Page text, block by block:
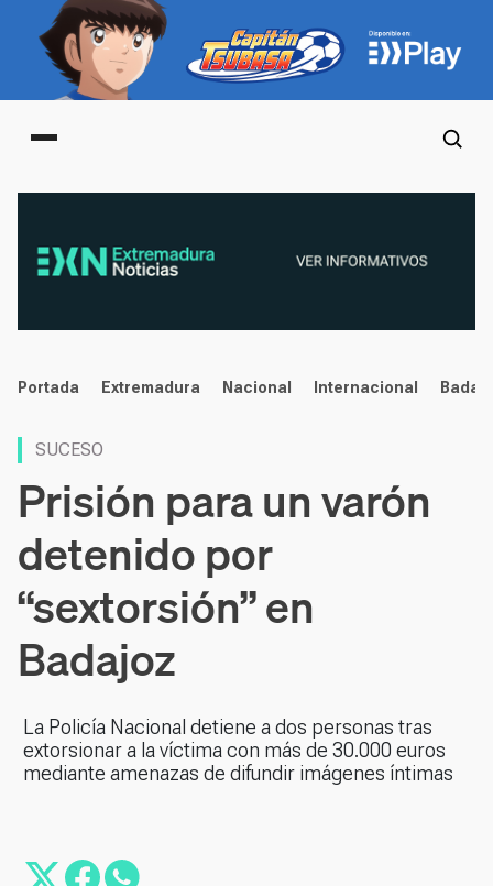
Main menu
noticias
Portada Extremadura Nacional Internacional
SUCESO
Prisión para un varón
detenido por
“sextorsión” en
Badajoz
La Policía Nacional detiene a dos personas tras
extorsionar a la víctima con más de 30.000 euros
mediante amenazas de difundir imágenes íntimas